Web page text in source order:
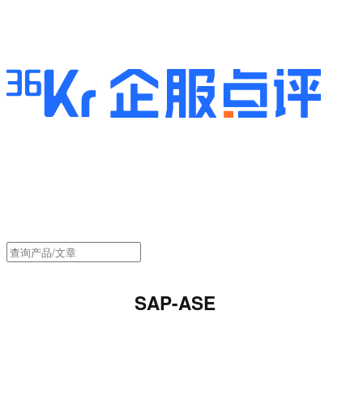
SAP-ASE